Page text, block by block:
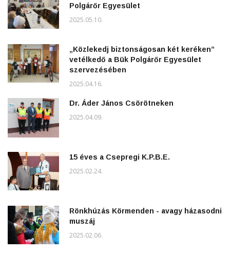
Polgárőr Egyesület
2025.05.10.
„Közlekedj biztonságosan két keréken”
vetélkedő a Bük Polgárőr Egyesület
szervezésében
2025.04.16.
Dr. Áder János Csörötneken
2025.04.09.
15 éves a Csepregi K.P.B.E.
2025.02.24.
Rönkhúzás Körmenden - avagy házasodni
muszáj
2025.02.06.